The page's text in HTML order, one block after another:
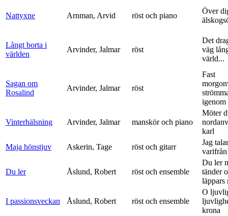
Nattyxne Arnman, Arvid röst och piano
Över
Långt borta i
världen
Arvinder, Jalmar röst
Det
väg
värld...
Sagan om
Rosalind
Arvinder, Jalmar röst
Fast
igenom
Vinterhälsning Arvinder, Jalmar manskör och piano
Möter
karl
Maja hönstjuv
Askerin, Tage röst och gitarr
Jag
Du ler Åslund, Robert röst och ensemble
Du ler
tänder
läppars
I passionsveckan Åslund, Robert röst och ensemble
O
krona